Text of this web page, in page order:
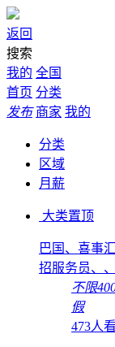
返回
搜索
我的 全国
首页 分类
发布 商家 我的
分类
区域
月薪
大类置顶
巴国、喜事
招服务员、、
不限
假
473人